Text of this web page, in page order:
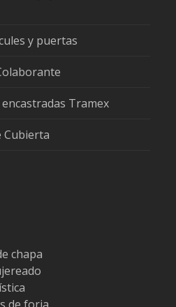
y puertas
Tramex
Cubierta
chapa